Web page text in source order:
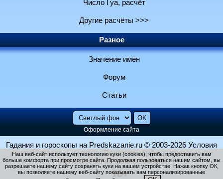
Число Гуа, расчёт
Другие расчёты >>>
Разное
Значение имён
Форум
Статьи
Оформление сайта
Гадания и гороскопы на Predskazanie.ru © 2003-2026 Условия
использования и контакты Политика конфиденциальности
Использование файлов cookie
Наш веб-сайт использует технологию куки (cookies), чтобы предоставить вам
больше комфорта при просмотре сайта. Продолжая пользоваться нашим сайтом, вы
разрешаете нашему сайту сохранять куки на вашем устройстве. Нажав кнопку ОК,
вы позволяете нашему веб-сайту показывать вам персонализированные